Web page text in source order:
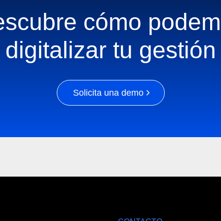
cómo
digitalizar tu gestión
Solicita una demo